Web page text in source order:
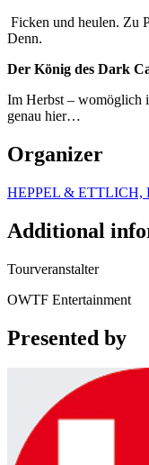
Ficken und heulen. Zu
Denn.
Der König des Dark
Im Herbst – womöglich
genau hier…
Organizer
HEPPEL & ETTLICH,
Additional
Tourveranstalter
OWTF Entertainment
Presented by